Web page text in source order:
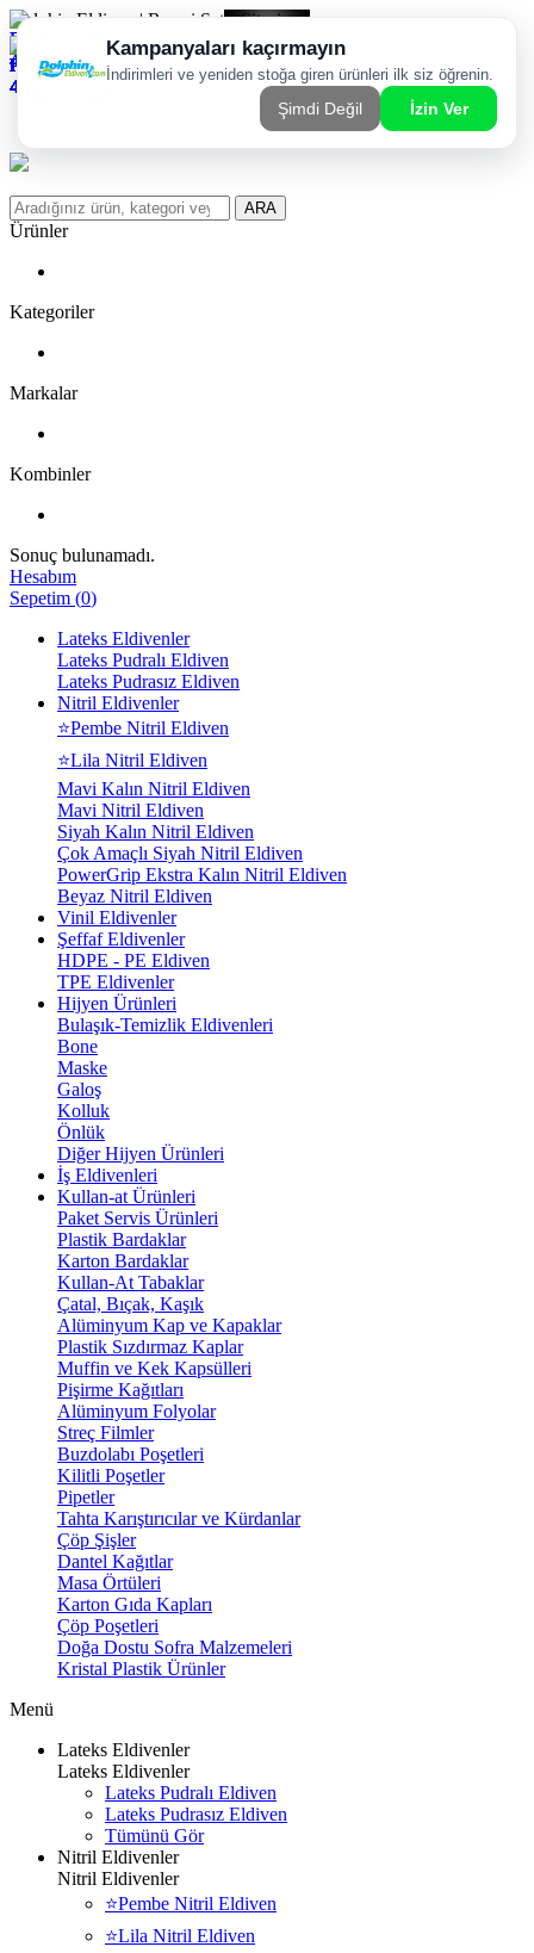
Dolphin Eldiven | Resmi Satış Sitesi
Kargom Nerede?
WhatsApp Sipariş Hattı
ARA
Ürünler
Kategoriler
Markalar
Kombinler
Sonuç bulunamadı.
Hesabım
Sepetim (0)
Lateks Eldivenler
Lateks Pudralı Eldiven
Lateks Pudrasız Eldiven
Nitril Eldivenler
⭐Pembe Nitril Eldiven
⭐Lila Nitril Eldiven
Mavi Kalın Nitril Eldiven
Mavi Nitril Eldiven
Siyah Kalın Nitril Eldiven
Çok Amaçlı Siyah Nitril Eldiven
PowerGrip Ekstra Kalın Nitril Eldiven
Beyaz Nitril Eldiven
Vinil Eldivenler
Şeffaf Eldivenler
HDPE - PE Eldiven
TPE Eldivenler
Hijyen Ürünleri
Bulaşık-Temizlik Eldivenleri
Bone
Maske
Galoş
Kolluk
Önlük
Diğer Hijyen Ürünleri
İş Eldivenleri
Kullan-at Ürünleri
Paket Servis Ürünleri
Plastik Bardaklar
Karton Bardaklar
Kullan-At Tabaklar
Çatal, Bıçak, Kaşık
Alüminyum Kap ve Kapaklar
Plastik Sızdırmaz Kaplar
Muffin ve Kek Kapsülleri
Pişirme Kağıtları
Alüminyum Folyolar
Streç Filmler
Buzdolabı Poşetleri
Kilitli Poşetler
Pipetler
Tahta Karıştırıcılar ve Kürdanlar
Çöp Şişler
Dantel Kağıtlar
Masa Örtüleri
Karton Gıda Kapları
Çöp Poşetleri
Doğa Dostu Sofra Malzemeleri
Kristal Plastik Ürünler
Menü
Lateks Eldivenler
Lateks Eldivenler
Lateks Pudralı Eldiven
Lateks Pudrasız Eldiven
Tümünü Gör
Nitril Eldivenler
Nitril Eldivenler
⭐Pembe Nitril Eldiven
⭐Lila Nitril Eldiven